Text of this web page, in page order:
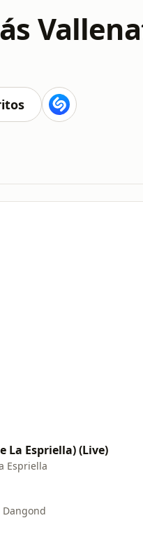
La Espriella) (Live)
Espriella
Dangond